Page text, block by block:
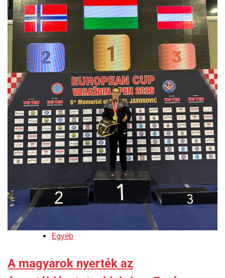
Egyéb
A magyarok nyerték az